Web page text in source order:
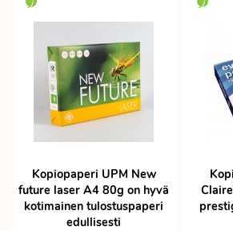
Kopiopaperi UPM New
future laser A4 80g on hyvä
kotimainen tulostuspaperi
edullisesti